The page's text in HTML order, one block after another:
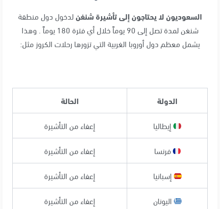
السعوديون لا يحتاجون إلى تأشيرة شنغنلدخول دول منطقة
شنغن لمدة تصل إلى 90 يوماً خلال أي فترة 180 يوماً . وهذا
يشمل معظم دول أوروبا الغربية التي تزورها رحلات الكروز مثل:
الدولة
الحالة
إيطاليا
إعفاء من التأشيرة
فرنسا
إعفاء من التأشيرة
إسبانيا
إعفاء من التأشيرة
اليونان
إعفاء من التأشيرة